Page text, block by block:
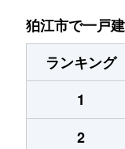
狛江市で一戸
ランキング
1
2